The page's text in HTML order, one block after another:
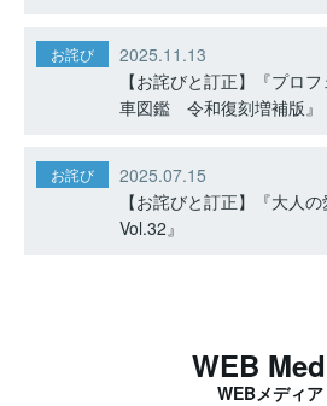
お詫び
2025.11.13
【お詫びと訂正】『プロ
車図鑑 令和復刻増補版』
お詫び
2025.07.15
【お詫びと訂正】『大人
Vol.32』
WEB
WEBメディア